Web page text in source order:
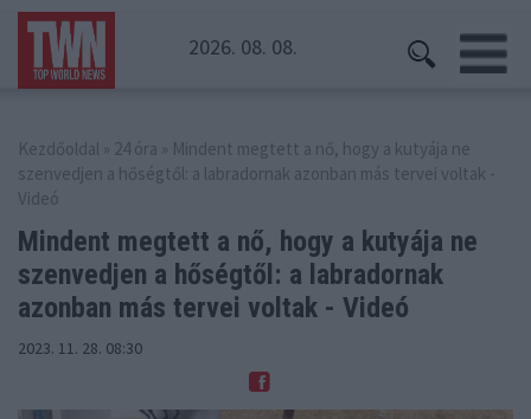
2026. 08. 08.
Kezdőoldal » 24 óra » Mindent megtett a nő, hogy a kutyája ne
szenvedjen a hőségtől: a labradornak azonban más tervei voltak -
Videó
Mindent megtett a nő, hogy a kutyája ne
szenvedjen a hőségtől: a labradornak
azonban más tervei voltak - Videó
2023. 11. 28. 08:30